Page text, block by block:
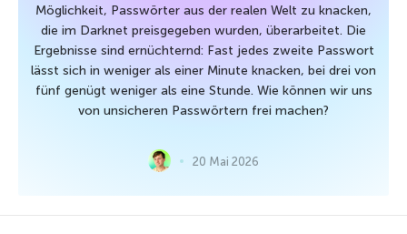
Möglichkeit, Passwörter aus der realen Welt zu knacken,
die im Darknet preisgegeben wurden, überarbeitet. Die
Ergebnisse sind ernüchternd: Fast jedes zweite Passwort
lässt sich in weniger als einer Minute knacken, bei drei von
fünf genügt weniger als eine Stunde. Wie können wir uns
von unsicheren Passwörtern frei machen?
20 Mai 2026